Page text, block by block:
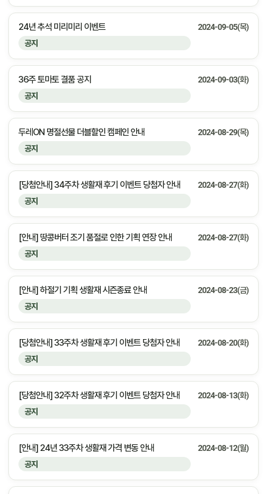
공지
24년 추석 미리미리 이벤트 2024-09-05(목)
공지
36주 토마토 결품 공지 2024-09-03(화)
공지
두레ON 명절선물 더블할인 캠페인 안내 2024-08-29(목)
공지
[당첨안내] 34주차 생활재 후기 이벤트 당첨자 안내 2024-08-27(화)
공지
[안내] 땅콩버터 조기 품절로 인한 기획 연장 안내 2024-08-27(화)
공지
[안내] 하절기 기획 생활재 시즌종료 안내 2024-08-23(금)
공지
[당첨안내] 33주차 생활재 후기 이벤트 당첨자 안내 2024-08-20(화)
공지
[당첨안내] 32주차 생활재 후기 이벤트 당첨자 안내 2024-08-13(화)
공지
[안내] 24년 33주차 생활재 가격 변동 안내 2024-08-12(월)